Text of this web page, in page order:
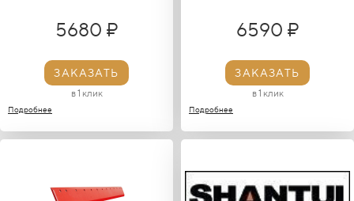
5680 ₽
ЗАКАЗАТЬ
в 1 клик
Подробнее
6590 ₽
ЗАКАЗАТЬ
в 1 клик
Подробнее